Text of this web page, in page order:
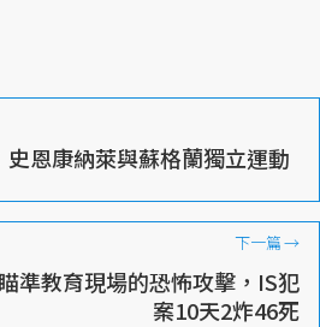
恩康納萊與蘇格蘭獨立運動
下一篇→
準教育現場的恐怖攻擊，IS犯
案10天2炸46死